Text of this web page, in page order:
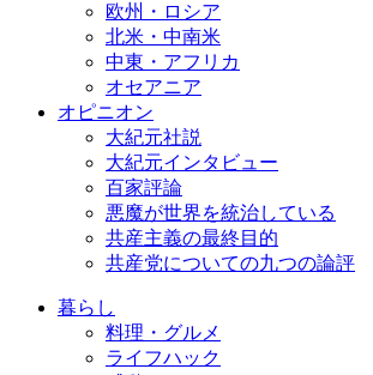
欧州・ロシア
北米・中南米
中東・アフリカ
オセアニア
オピニオン
大紀元社説
大紀元インタビュー
百家評論
悪魔が世界を統治している
共産主義の最終目的
共産党についての九つの論評
暮らし
料理・グルメ
ライフハック